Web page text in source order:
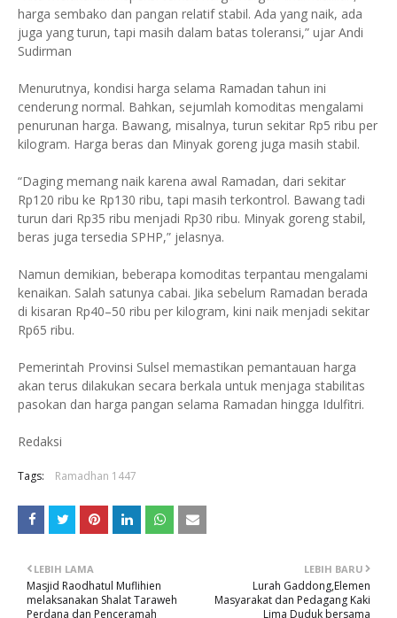
harga sembako dan pangan relatif stabil. Ada yang naik, ada
juga yang turun, tapi masih dalam batas toleransi,” ujar Andi
Sudirman
Menurutnya, kondisi harga selama Ramadan tahun ini
cenderung normal. Bahkan, sejumlah komoditas mengalami
penurunan harga. Bawang, misalnya, turun sekitar Rp5 ribu per
kilogram. Harga beras dan Minyak goreng juga masih stabil.
“Daging memang naik karena awal Ramadan, dari sekitar
Rp120 ribu ke Rp130 ribu, tapi masih terkontrol. Bawang tadi
turun dari Rp35 ribu menjadi Rp30 ribu. Minyak goreng stabil,
beras juga tersedia SPHP,” jelasnya.
Namun demikian, beberapa komoditas terpantau mengalami
kenaikan. Salah satunya cabai. Jika sebelum Ramadan berada
di kisaran Rp40–50 ribu per kilogram, kini naik menjadi sekitar
Rp65 ribu.
Pemerintah Provinsi Sulsel memastikan pemantauan harga
akan terus dilakukan secara berkala untuk menjaga stabilitas
pasokan dan harga pangan selama Ramadan hingga Idulfitri.
Redaksi
Tags: Ramadhan 1447
LEBIH BARU
Lurah Gaddong,Elemen
Masyarakat dan Pedagang Kaki
Lima Duduk bersama
LEBIH LAMA
Masjid Raodhatul Muflihien
melaksanakan Shalat Taraweh
Perdana dan Penceramah